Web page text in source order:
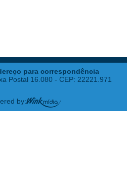
para correspondência
Postal 16.080 - CEP: 22221.971
by: